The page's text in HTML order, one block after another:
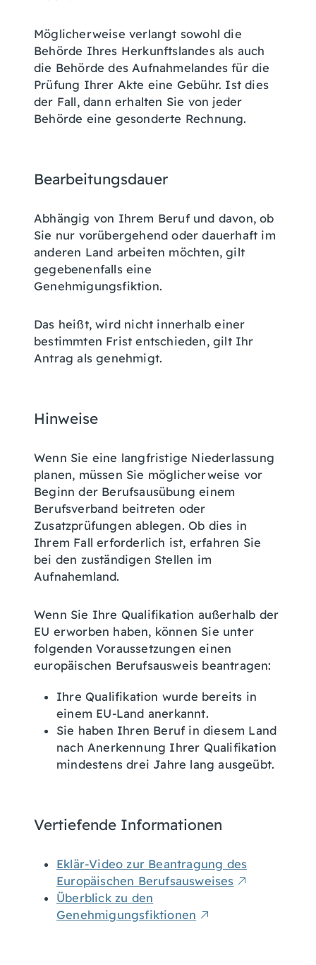
Möglicherweise verlangt sowohl die
Behörde Ihres Herkunftslandes als auch
die Behörde des Aufnahmelandes für die
Prüfung Ihrer Akte eine Gebühr. Ist dies
der Fall, dann erhalten Sie von jeder
Behörde eine gesonderte Rechnung.
Bearbeitungsdauer
Abhängig von Ihrem Beruf und davon, ob
Sie nur vorübergehend oder dauerhaft im
anderen Land arbeiten möchten, gilt
gegebenenfalls eine
Genehmigungsfiktion.
Das heißt, wird nicht innerhalb einer
bestimmten Frist entschieden, gilt Ihr
Antrag als genehmigt.
Hinweise
Wenn Sie eine langfristige Niederlassung
planen, müssen Sie möglicherweise vor
Beginn der Berufsausübung einem
Berufsverband beitreten oder
Zusatzprüfungen ablegen. Ob dies in
Ihrem Fall erforderlich ist, erfahren Sie
bei den zuständigen Stellen im
Aufnahemland.
Wenn Sie Ihre Qualifikation außerhalb der
EU erworben haben, können Sie unter
folgenden Voraussetzungen einen
europäischen Berufsausweis beantragen:
Ihre Qualifikation wurde bereits in
einem EU-Land anerkannt.
Sie haben Ihren Beruf in diesem Land
nach Anerkennung Ihrer Qualifikation
mindestens drei Jahre lang ausgeübt.
Vertiefende Informationen
Eklär-Video zur Beantragung des
Europäischen Berufsausweises
Überblick zu den
Genehmigungsfiktionen